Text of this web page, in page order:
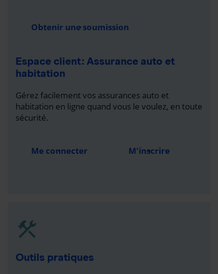
Obtenir une soumission
Espace client : Assurance auto et
habitation
Gérez facilement vos assurances auto et
habitation en ligne quand vous le voulez, en toute
sécurité.
Me connecter M'inscrire
Outils pratiques